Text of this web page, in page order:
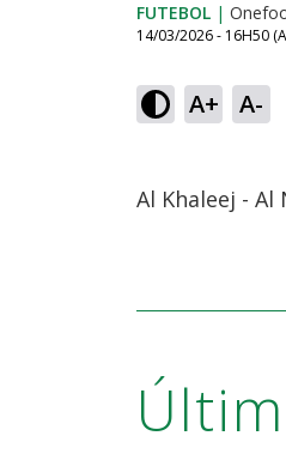
FUTEBOL |
14/03/2026 - 16H50
A+ A-
Al Khaleej - Al